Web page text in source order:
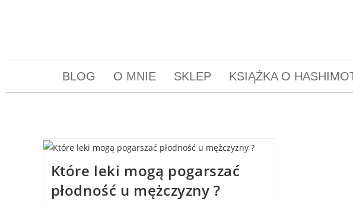
BLOG O MNIE SKLEP KSIĄŻKA O
Które leki mogą pogarszać
płodność u mężczyzny ?